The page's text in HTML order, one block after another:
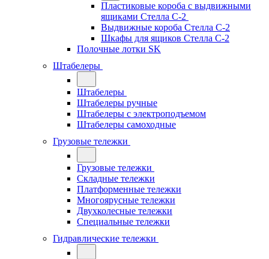
Пластиковые короба с выдвижными
ящиками Стелла С-2
Выдвижные короба Стелла С-2
Шкафы для ящиков Стелла С-2
Полочные лотки SK
Штабелеры
Штабелеры
Штабелеры ручные
Штабелеры с электроподъемом
Штабелеры самоходные
Грузовые тележки
Грузовые тележки
Складные тележки
Платформенные тележки
Многоярусные тележки
Двухколесные тележки
Специальные тележки
Гидравлические тележки